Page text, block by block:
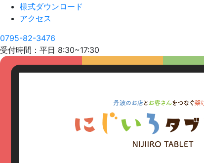
様式ダウンロード
アクセス
0795-82-3476
受付時間：平日 8:30~17:30